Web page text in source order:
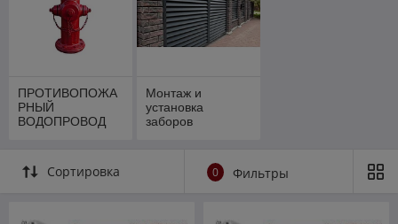
ПРОТИВОПОЖА
РНЫЙ
ВОДОПРОВОД
Монтаж и
установка
заборов
Сортировка 0 Фильтры